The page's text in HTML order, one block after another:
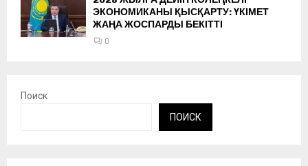
ЭКОНОМИКАНЫ ҚЫСҚАРТУ: ҮКІМЕТ
ЖАҢА ЖОСПАРДЫ БЕКІТТІ
0
Поиск
ПОИСК